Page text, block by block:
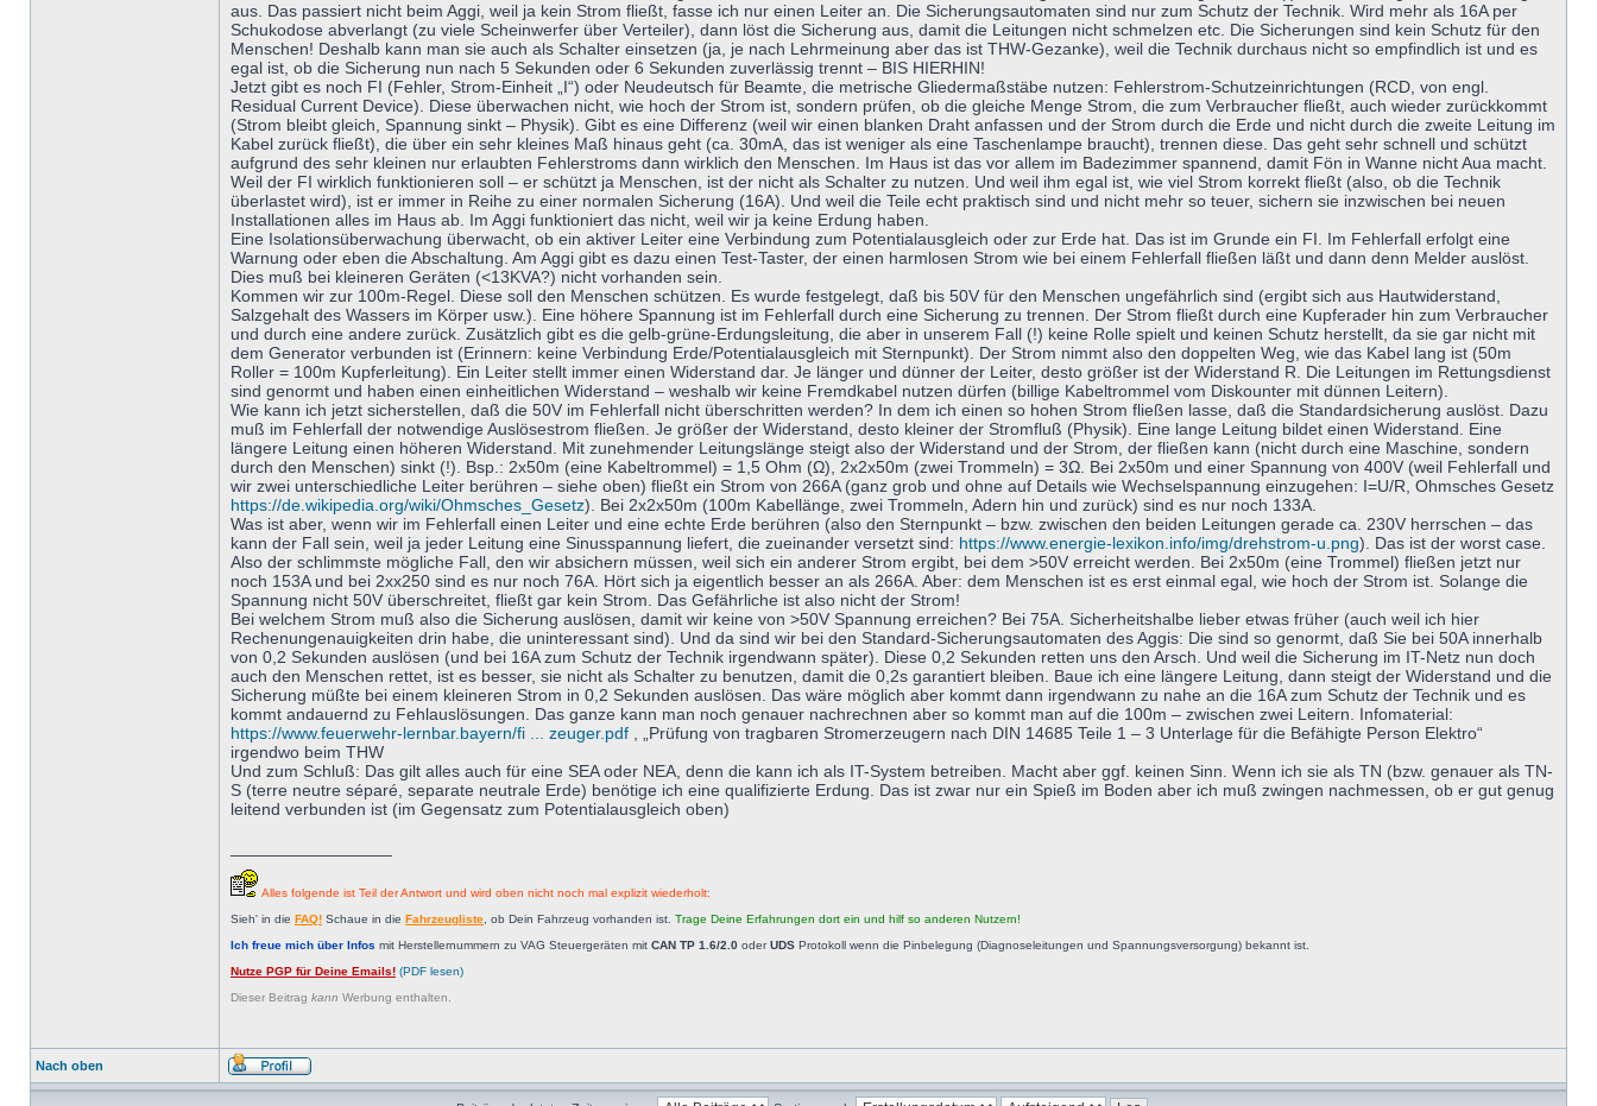
aus. Das passiert nicht beim Aggi, weil ja kein Strom fließt, fasse ich nur einen Leiter an. Die Sicherungsautomaten sind nur zum Schutz der Technik. Wird mehr als 16A per
Schukodose abverlangt (zu viele Scheinwerfer über Verteiler), dann löst die Sicherung aus, damit die Leitungen nicht schmelzen etc. Die Sicherungen sind kein Schutz für den
Menschen! Deshalb kann man sie auch als Schalter einsetzen (ja, je nach Lehrmeinung aber das ist THW-Gezanke), weil die Technik durchaus nicht so empfindlich ist und es
egal ist, ob die Sicherung nun nach 5 Sekunden oder 6 Sekunden zuverlässig trennt – BIS HIERHIN!
Jetzt gibt es noch FI (Fehler, Strom-Einheit „I“) oder Neudeutsch für Beamte, die metrische Gliedermaßstäbe nutzen: Fehlerstrom-Schutzeinrichtungen (RCD, von engl.
Residual Current Device). Diese überwachen nicht, wie hoch der Strom ist, sondern prüfen, ob die gleiche Menge Strom, die zum Verbraucher fließt, auch wieder zurückkommt
(Strom bleibt gleich, Spannung sinkt – Physik). Gibt es eine Differenz (weil wir einen blanken Draht anfassen und der Strom durch die Erde und nicht durch die zweite Leitung im
Kabel zurück fließt), die über ein sehr kleines Maß hinaus geht (ca. 30mA, das ist weniger als eine Taschenlampe braucht), trennen diese. Das geht sehr schnell und schützt
aufgrund des sehr kleinen nur erlaubten Fehlerstroms dann wirklich den Menschen. Im Haus ist das vor allem im Badezimmer spannend, damit Fön in Wanne nicht Aua macht.
Weil der FI wirklich funktionieren soll – er schützt ja Menschen, ist der nicht als Schalter zu nutzen. Und weil ihm egal ist, wie viel Strom korrekt fließt (also, ob die Technik
überlastet wird), ist er immer in Reihe zu einer normalen Sicherung (16A). Und weil die Teile echt praktisch sind und nicht mehr so teuer, sichern sie inzwischen bei neuen
Installationen alles im Haus ab. Im Aggi funktioniert das nicht, weil wir ja keine Erdung haben.
Eine Isolationsüberwachung überwacht, ob ein aktiver Leiter eine Verbindung zum Potentialausgleich oder zur Erde hat. Das ist im Grunde ein FI. Im Fehlerfall erfolgt eine
Warnung oder eben die Abschaltung. Am Aggi gibt es dazu einen Test-Taster, der einen harmlosen Strom wie bei einem Fehlerfall fließen läßt und dann denn Melder auslöst.
Dies muß bei kleineren Geräten (<13KVA?) nicht vorhanden sein.
Kommen wir zur 100m-Regel. Diese soll den Menschen schützen. Es wurde festgelegt, daß bis 50V für den Menschen ungefährlich sind (ergibt sich aus Hautwiderstand,
Salzgehalt des Wassers im Körper usw.). Eine höhere Spannung ist im Fehlerfall durch eine Sicherung zu trennen. Der Strom fließt durch eine Kupferader hin zum Verbraucher
und durch eine andere zurück. Zusätzlich gibt es die gelb-grüne-Erdungsleitung, die aber in unserem Fall (!) keine Rolle spielt und keinen Schutz herstellt, da sie gar nicht mit
dem Generator verbunden ist (Erinnern: keine Verbindung Erde/Potentialausgleich mit Sternpunkt). Der Strom nimmt also den doppelten Weg, wie das Kabel lang ist (50m
Roller = 100m Kupferleitung). Ein Leiter stellt immer einen Widerstand dar. Je länger und dünner der Leiter, desto größer ist der Widerstand R. Die Leitungen im Rettungsdienst
sind genormt und haben einen einheitlichen Widerstand – weshalb wir keine Fremdkabel nutzen dürfen (billige Kabeltrommel vom Diskounter mit dünnen Leitern).
Wie kann ich jetzt sicherstellen, daß die 50V im Fehlerfall nicht überschritten werden? In dem ich einen so hohen Strom fließen lasse, daß die Standardsicherung auslöst. Dazu
muß im Fehlerfall der notwendige Auslösestrom fließen. Je größer der Widerstand, desto kleiner der Stromfluß (Physik). Eine lange Leitung bildet einen Widerstand. Eine
längere Leitung einen höheren Widerstand. Mit zunehmender Leitungslänge steigt also der Widerstand und der Strom, der fließen kann (nicht durch eine Maschine, sondern
durch den Menschen) sinkt (!). Bsp.: 2x50m (eine Kabeltrommel) = 1,5 Ohm (Ω), 2x2x50m (zwei Trommeln) = 3Ω. Bei 2x50m und einer Spannung von 400V (weil Fehlerfall und
wir zwei unterschiedliche Leiter berühren – siehe oben) fließt ein Strom von 266A (ganz grob und ohne auf Details wie Wechselspannung einzugehen: I=U/R, Ohmsches Gesetz
https://de.wikipedia.org/wiki/Ohmsches_Gesetz). Bei 2x2x50m (100m Kabellänge, zwei Trommeln, Adern hin und zurück) sind es nur noch 133A.
Was ist aber, wenn wir im Fehlerfall einen Leiter und eine echte Erde berühren (also den Sternpunkt – bzw. zwischen den beiden Leitungen gerade ca. 230V herrschen – das
kann der Fall sein, weil ja jeder Leitung eine Sinusspannung liefert, die zueinander versetzt sind: https://www.energie-lexikon.info/img/drehstrom-u.png). Das ist der worst case.
Also der schlimmste mögliche Fall, den wir absichern müssen, weil sich ein anderer Strom ergibt, bei dem >50V erreicht werden. Bei 2x50m (eine Trommel) fließen jetzt nur
noch 153A und bei 2xx250 sind es nur noch 76A. Hört sich ja eigentlich besser an als 266A. Aber: dem Menschen ist es erst einmal egal, wie hoch der Strom ist. Solange die
Spannung nicht 50V überschreitet, fließt gar kein Strom. Das Gefährliche ist also nicht der Strom!
Bei welchem Strom muß also die Sicherung auslösen, damit wir keine von >50V Spannung erreichen? Bei 75A. Sicherheitshalbe lieber etwas früher (auch weil ich hier
Rechenungenauigkeiten drin habe, die uninteressant sind). Und da sind wir bei den Standard-Sicherungsautomaten des Aggis: Die sind so genormt, daß Sie bei 50A innerhalb
von 0,2 Sekunden auslösen (und bei 16A zum Schutz der Technik irgendwann später). Diese 0,2 Sekunden retten uns den Arsch. Und weil die Sicherung im IT-Netz nun doch
auch den Menschen rettet, ist es besser, sie nicht als Schalter zu benutzen, damit die 0,2s garantiert bleiben. Baue ich eine längere Leitung, dann steigt der Widerstand und die
Sicherung müßte bei einem kleineren Strom in 0,2 Sekunden auslösen. Das wäre möglich aber kommt dann irgendwann zu nahe an die 16A zum Schutz der Technik und es
kommt andauernd zu Fehlauslösungen. Das ganze kann man noch genauer nachrechnen aber so kommt man auf die 100m – zwischen zwei Leitern. Infomaterial:
https://www.feuerwehr-lernbar.bayern/fi ... zeuger.pdf , „Prüfung von tragbaren Stromerzeugern nach DIN 14685 Teile 1 – 3 Unterlage für die Befähigte Person Elektro“
irgendwo beim THW
Und zum Schluß: Das gilt alles auch für eine SEA oder NEA, denn die kann ich als IT-System betreiben. Macht aber ggf. keinen Sinn. Wenn ich sie als TN (bzw. genauer als TN-
S (terre neutre séparé, separate neutrale Erde) benötige ich eine qualifizierte Erdung. Das ist zwar nur ein Spieß im Boden aber ich muß zwingen nachmessen, ob er gut genug
leitend verbunden ist (im Gegensatz zum Potentialausgleich oben)
Alles folgende ist Teil der Antwort und wird oben nicht noch mal explizit wiederholt:
Sieh' in die FAQ! Schaue in die Fahrzeugliste , ob Dein Fahrzeug vorhanden ist. Trage Deine Erfahrungen dort ein und hilf so anderen Nutzern!
Ich freue mich über Infos mit Herstellernummern zu VAG Steuergeräten mit CAN TP 1.6/2.0 oderUDS Protokoll wenn die Pinbelegung (Diagnoseleitungen und Spannungsversorgung) bekannt ist.
Nutze PGP für Deine Emails! (PDF lesen)
Dieser Beitrag kann Werbung enthalten.
Nach oben